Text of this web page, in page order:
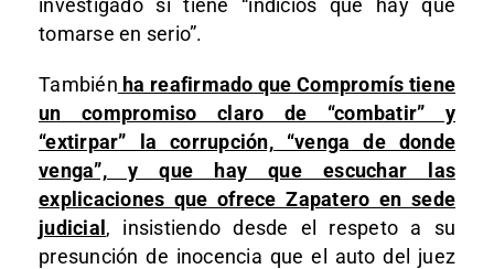
investigado sí tiene “indicios que hay que
tomarse en serio”.
También ha reafirmado que Compromís tiene
un compromiso claro de “combatir” y
“extirpar” la corrupción, “venga de donde
venga”, y que hay que escuchar las
explicaciones que ofrece Zapatero en sede
judicial , insistiendo desde el respeto a su
presunción de inocencia que el auto del juez